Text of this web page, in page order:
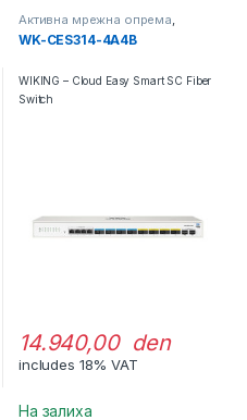
Активна мрежна опрема,
Свичеви
WK-CES314-4A4B
WIKING – Cloud Easy Smart SC Fiber
Switch
14.940,00 den
includes 18% VAT
На залиха